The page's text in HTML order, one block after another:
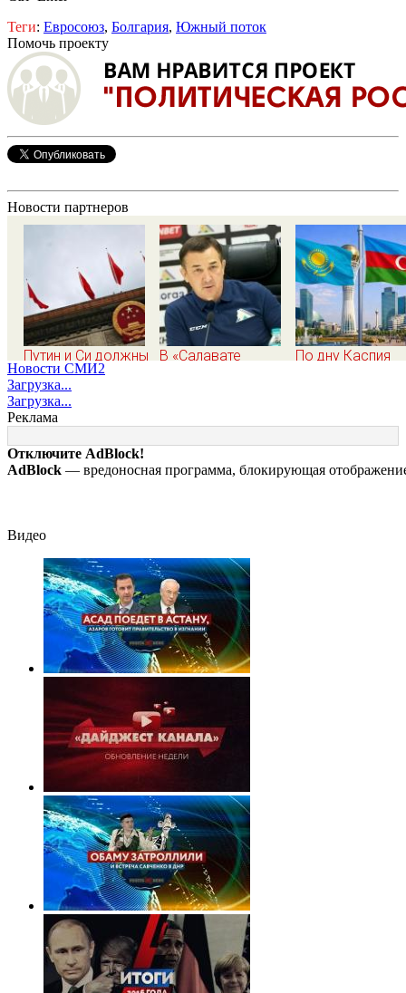
Теги: Евросоюз, Болгария, Южный поток
Помочь проекту
Новости партнеров
Путин и Си должны
смотреть друг на
друг с
подозрением:
Зеленский поставил
задачу своим
дипломатам
В «Салавате
подписывать
игроков в
межсезонье
По дну Каспия
интернет-кабель
Новости СМИ2
Загрузка...
Загрузка...
Реклама
Отключите AdBlock!
AdBlock — вредоносная программа, блокирующая
Видео